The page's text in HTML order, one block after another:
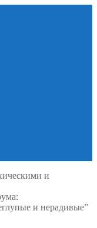
и
и нерадивые”